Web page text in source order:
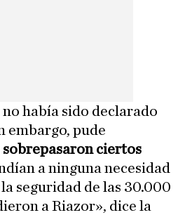
había sido declarado
embargo, pude
sobrepasaron ciertos
a ninguna necesidad
seguridad de las 30.000
a Riazor», dice la